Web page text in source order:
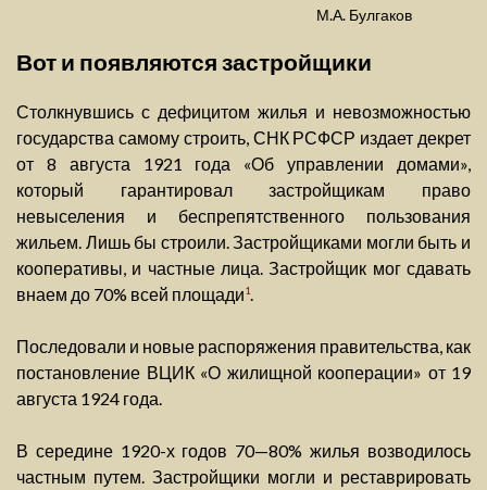
М.А. Булгаков
Вот и появляются застройщики
Столкнувшись с дефицитом жилья и невозможностью
государства самому строить, СНК РСФСР издает декрет
от 8 августа 1921 года «Об управлении домами»,
который гарантировал застройщикам право
невыселения и беспрепятственного пользования
жильем. Лишь бы строили. Застройщиками могли быть и
кооперативы, и частные лица. Застройщик мог сдавать
внаем до 70% всей площади1.
Последовали и новые распоряжения правительства, как
постановление ВЦИК «О жилищной кооперации» от 19
августа 1924 года.
В середине 1920-х годов 70—80% жилья возводилось
частным путем. Застройщики могли и реставрировать